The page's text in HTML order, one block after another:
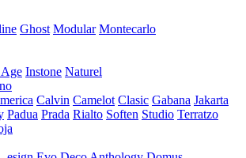
Ghost Modular Montecarlo
Instone Naturel
Calvin Camelot Clasic Gabana Jakarta
Padua Prada Rialto Soften Studio Terratzo